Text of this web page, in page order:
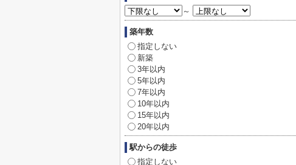
～
築年数
指定しない
新築
3年以内
5年以内
7年以内
10年以内
15年以内
20年以内
駅からの徒歩
指定しない